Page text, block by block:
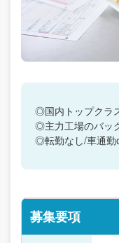
◎国内トップクラ
◎主力工場のバッ
◎転勤なし/車通勤
募集要項